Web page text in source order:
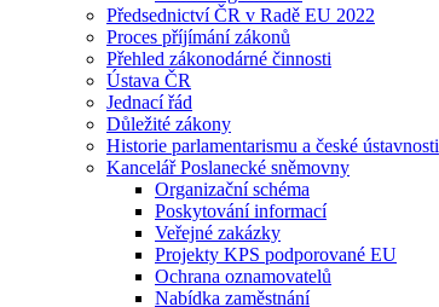
Předsednictví ČR v Radě EU 2022
Proces příjímání zákonů
Přehled zákonodárné činnosti
Ústava ČR
Jednací řád
Důležité zákony
Historie parlamentarismu a české ústavnosti
Kancelář Poslanecké sněmovny
Organizační schéma
Poskytování informací
Veřejné zakázky
Projekty KPS podporované EU
Ochrana oznamovatelů
Nabídka zaměstnání